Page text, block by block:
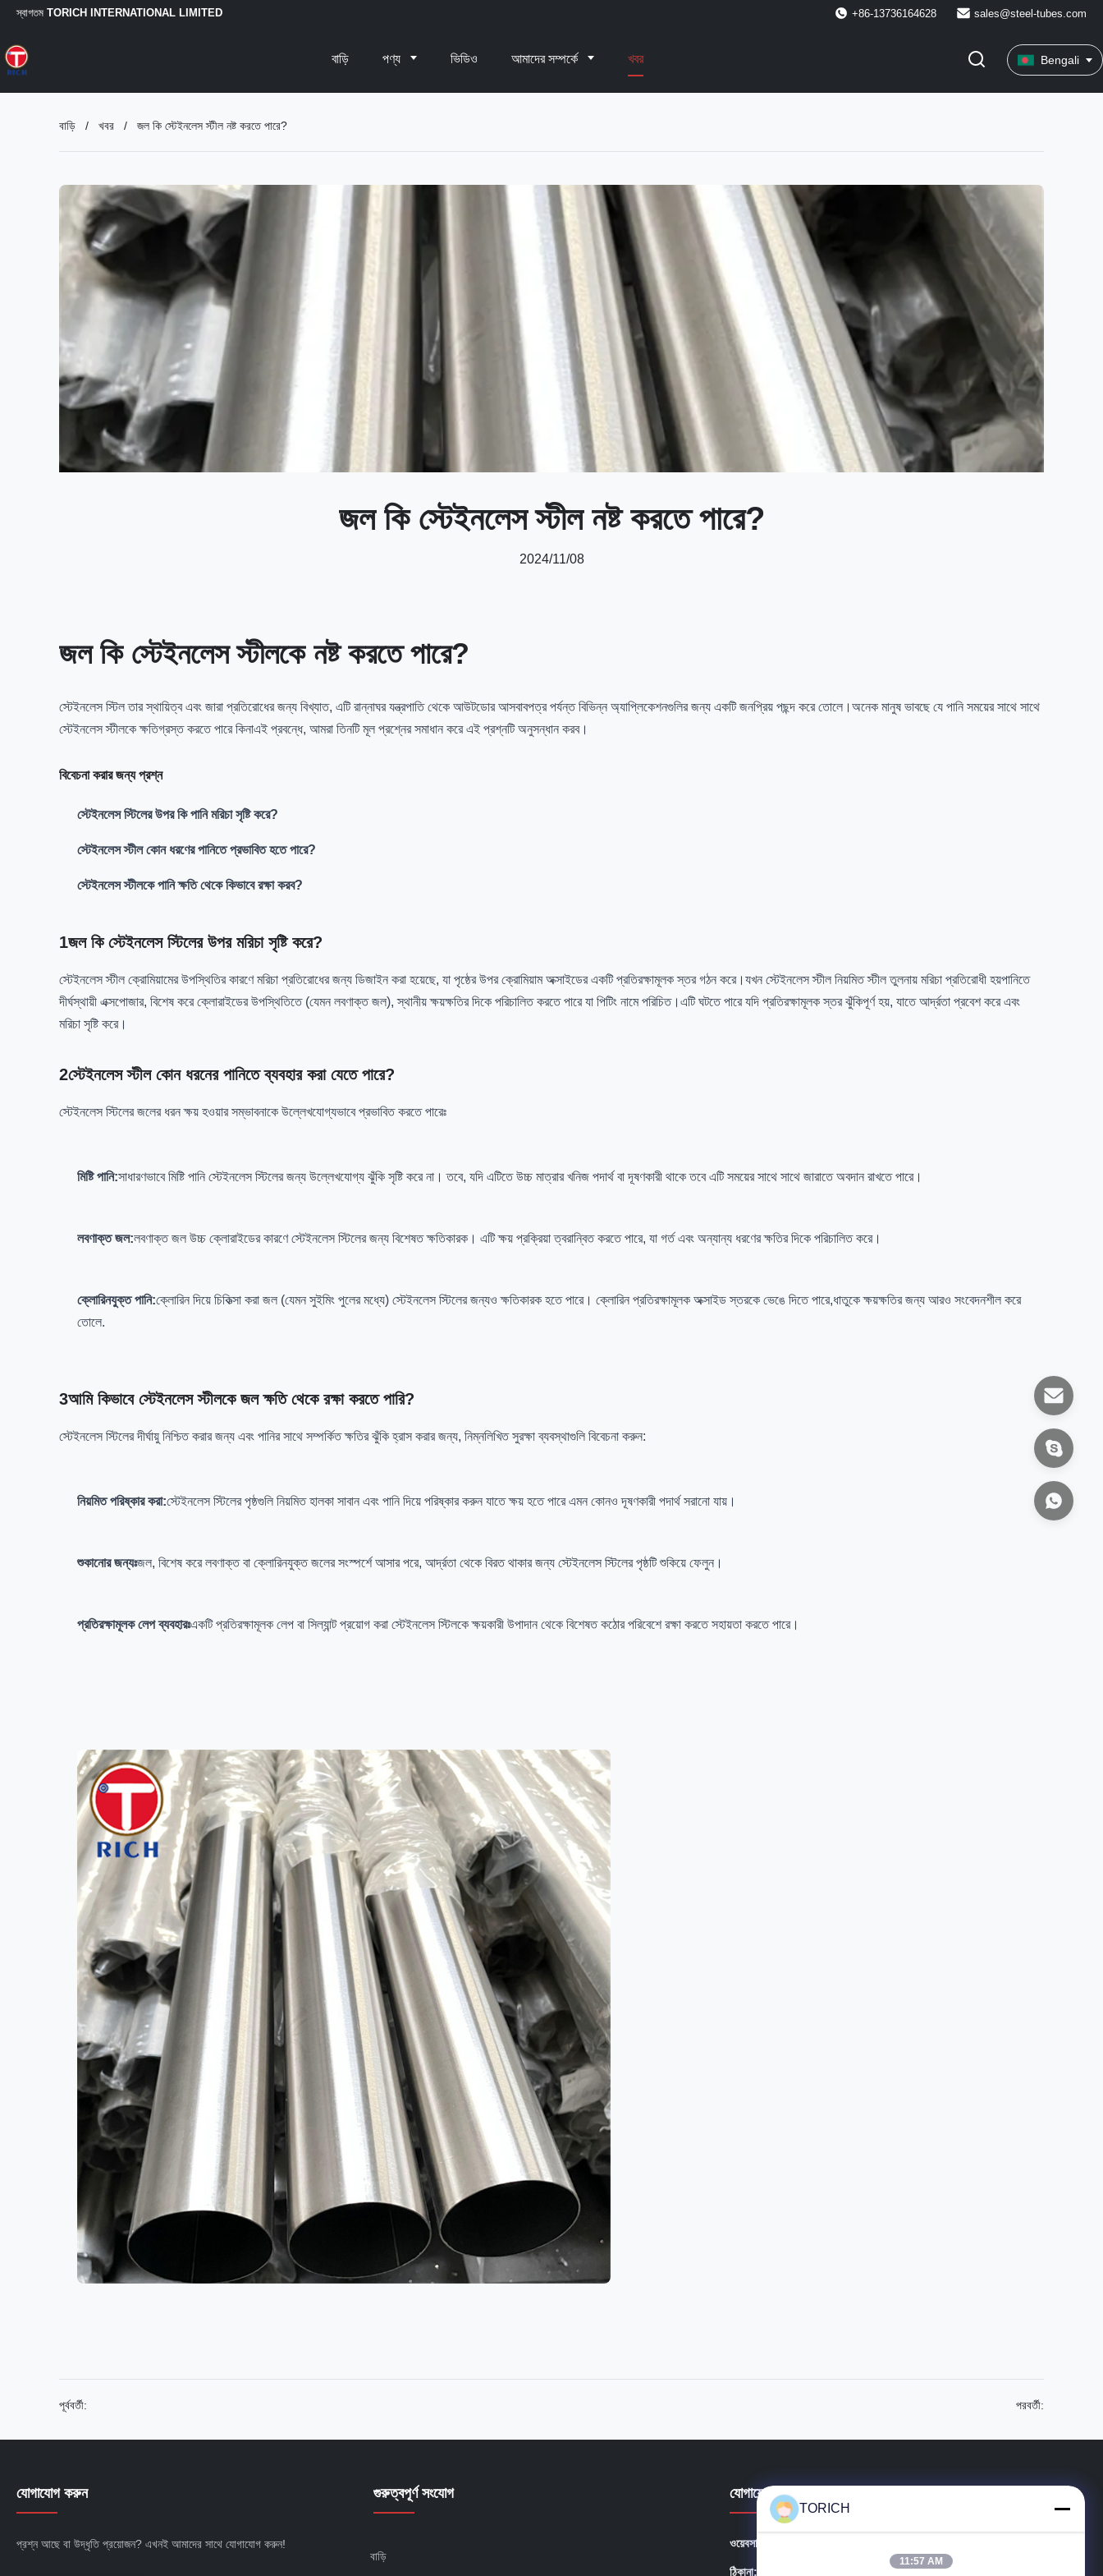
স্বাগতম TORICH INTERNATIONAL LIMITED +86-13736164628 sales@steel-tubes.com
বাড়ি পণ্য ভিডিও আমাদের সম্পর্কে খবর Bengali
বাড়ি / খবর / জল কি স্টেইনলেস স্টীল নষ্ট করতে পারে?
জল কি স্টেইনলেস স্টীল নষ্ট করতে পারে?
2024/11/08
জল কি স্টেইনলেস স্টীলকে নষ্ট করতে পারে?
স্টেইনলেস স্টিল তার স্থায়িত্ব এবং জারা প্রতিরোধের জন্য বিখ্যাত, এটি রান্নাঘর যন্ত্রপাতি থেকে আউটডোর আসবাবপত্র পর্যন্ত বিভিন্ন অ্যাপ্লিকেশনগুলির জন্য একটি জনপ্রিয় পছন্দ করে তোলে।অনেক মানুষ ভাবছে যে পানি সময়ের সাথে সাথে
স্টেইনলেস স্টীলকে ক্ষতিগ্রস্ত করতে পারে কিনাএই প্রবন্ধে, আমরা তিনটি মূল প্রশ্নের সমাধান করে এই প্রশ্নটি অনুসন্ধান করব।
বিবেচনা করার জন্য প্রশ্ন
স্টেইনলেস স্টিলের উপর কি পানি মরিচা সৃষ্টি করে?
স্টেইনলেস স্টীল কোন ধরণের পানিতে প্রভাবিত হতে পারে?
স্টেইনলেস স্টীলকে পানি ক্ষতি থেকে কিভাবে রক্ষা করব?
1জল কি স্টেইনলেস স্টিলের উপর মরিচা সৃষ্টি করে?
স্টেইনলেস স্টীল ক্রোমিয়ামের উপস্থিতির কারণে মরিচা প্রতিরোধের জন্য ডিজাইন করা হয়েছে, যা পৃষ্ঠের উপর ক্রোমিয়াম অক্সাইডের একটি প্রতিরক্ষামূলক স্তর গঠন করে।যখন স্টেইনলেস স্টীল নিয়মিত স্টীল তুলনায় মরিচা প্রতিরোধী হয়পানিতে
দীর্ঘস্থায়ী এক্সপোজার, বিশেষ করে ক্লোরাইডের উপস্থিতিতে (যেমন লবণাক্ত জল), স্থানীয় ক্ষয়ক্ষতির দিকে পরিচালিত করতে পারে যা পিটিং নামে পরিচিত।এটি ঘটতে পারে যদি প্রতিরক্ষামূলক স্তর ঝুঁকিপূর্ণ হয়, যাতে আর্দ্রতা প্রবেশ করে এবং
মরিচা সৃষ্টি করে।
2স্টেইনলেস স্টীল কোন ধরনের পানিতে ব্যবহার করা যেতে পারে?
স্টেইনলেস স্টিলের জলের ধরন ক্ষয় হওয়ার সম্ভাবনাকে উল্লেখযোগ্যভাবে প্রভাবিত করতে পারেঃ
মিষ্টি পানি:সাধারণভাবে মিষ্টি পানি স্টেইনলেস স্টিলের জন্য উল্লেখযোগ্য ঝুঁকি সৃষ্টি করে না। তবে, যদি এটিতে উচ্চ মাত্রার খনিজ পদার্থ বা দূষণকারী থাকে তবে এটি সময়ের সাথে সাথে জারাতে অবদান রাখতে পারে।
লবণাক্ত জল:লবণাক্ত জল উচ্চ ক্লোরাইডের কারণে স্টেইনলেস স্টিলের জন্য বিশেষত ক্ষতিকারক। এটি ক্ষয় প্রক্রিয়া ত্বরান্বিত করতে পারে, যা গর্ত এবং অন্যান্য ধরণের ক্ষতির দিকে পরিচালিত করে।
ক্লোরিনযুক্ত পানি:ক্লোরিন দিয়ে চিকিত্সা করা জল (যেমন সুইমিং পুলের মধ্যে) স্টেইনলেস স্টিলের জন্যও ক্ষতিকারক হতে পারে। ক্লোরিন প্রতিরক্ষামূলক অক্সাইড স্তরকে ভেঙে দিতে পারে,ধাতুকে ক্ষয়ক্ষতির জন্য আরও সংবেদনশীল করে
তোলে.
3আমি কিভাবে স্টেইনলেস স্টীলকে জল ক্ষতি থেকে রক্ষা করতে পারি?
স্টেইনলেস স্টিলের দীর্ঘায়ু নিশ্চিত করার জন্য এবং পানির সাথে সম্পর্কিত ক্ষতির ঝুঁকি হ্রাস করার জন্য, নিম্নলিখিত সুরক্ষা ব্যবস্থাগুলি বিবেচনা করুন:
নিয়মিত পরিষ্কার করা:স্টেইনলেস স্টিলের পৃষ্ঠগুলি নিয়মিত হালকা সাবান এবং পানি দিয়ে পরিষ্কার করুন যাতে ক্ষয় হতে পারে এমন কোনও দূষণকারী পদার্থ সরানো যায়।
শুকানোর জন্যঃজল, বিশেষ করে লবণাক্ত বা ক্লোরিনযুক্ত জলের সংস্পর্শে আসার পরে, আর্দ্রতা থেকে বিরত থাকার জন্য স্টেইনলেস স্টিলের পৃষ্ঠটি শুকিয়ে ফেলুন।
প্রতিরক্ষামূলক লেপ ব্যবহারঃএকটি প্রতিরক্ষামূলক লেপ বা সিল্যান্ট প্রয়োগ করা স্টেইনলেস স্টিলকে ক্ষয়কারী উপাদান থেকে বিশেষত কঠোর পরিবেশে রক্ষা করতে সহায়তা করতে পারে।
পূর্ববর্তী: পরবর্তী:
যোগাযোগ করুন
প্রশ্ন আছে বা উদ্ধৃতি প্রয়োজন? এখনই আমাদের সাথে যোগাযোগ করুন!
গুরুত্বপূর্ণ সংযোগ
বাড়ি
যোগাযোগের বিবরণ
ওয়েবসাইট:
ঠিকানা: সুইট ১৬০৪-৩, হংগান প্লাজা, #২৫৮ ডাই ইউয়ান রোড, ইয়াংঝু জেলা, নিংবো
TORICH
11:57 AM